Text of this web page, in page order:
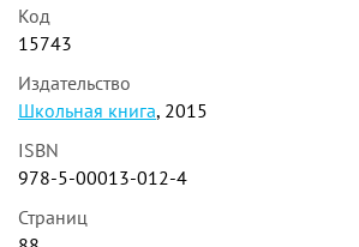
Код
15743
Издательство
Школьная книга, 2015
ISBN
978-5-00013-012-4
Страниц